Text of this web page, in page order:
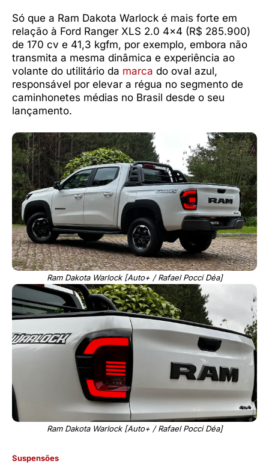
Só que a Ram Dakota Warlock é mais forte em
relação à Ford Ranger XLS 2.0 4×4 (R$ 285.900)
de 170 cv e 41,3 kgfm, por exemplo, embora não
transmita a mesma dinâmica e experiência ao
volante do utilitário da marca do oval azul,
responsável por elevar a régua no segmento de
caminhonetes médias no Brasil desde o seu
lançamento.
Ram Dakota Warlock [Auto+ / Rafael Pocci Déa]
Ram Dakota Warlock [Auto+ / Rafael Pocci Déa]
Suspensões